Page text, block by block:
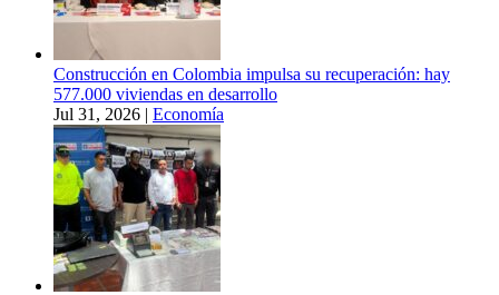
Construcción en Colombia impulsa su recuperación: hay
577.000 viviendas en desarrollo
Jul 31, 2026 | Economía